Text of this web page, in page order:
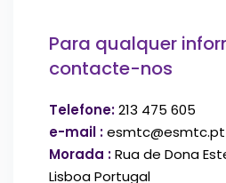
Para qualquer
contacte-nos
Telefone:213 475 605
e-mail :esmtc@esmtc.pt
Morada :Rua de Dona
Lisboa Portugal